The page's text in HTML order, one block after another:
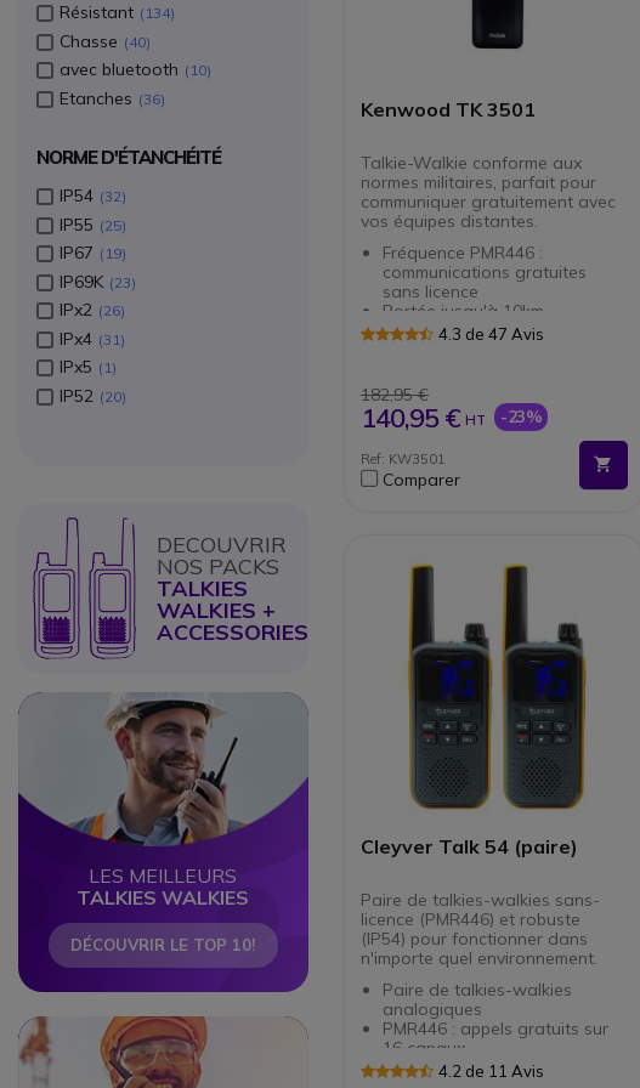
Kenwood TK 3501
Talkie-Walkie conforme aux
normes militaires, parfait pour
communiquer gratuitement avec
vos équipes distantes.
Fréquence PMR446 :
communications gratuites
sans licence
Portée jusqu'à 10km
16 canaux
bruyant
Fonction Vox mains-libres
IP54 : protection contre la
poussière et les projections
d'eau
Super robuste : conforme aux
14h en communication
4.3 de 47 Avis
182,95 €
140,95 € HT -23%
Ref: KW3501
Comparer
Cleyver Talk 54 (paire)
Paire de talkies-walkies sans-
licence (PMR446) et robuste
(IP54) pour fonctionner dans
n'importe quel environnement.
Paire de talkies-walkies
analogiques
PMR446 : appels gratuits sur
16 canaux
iVox : notifications mains-libres
4.2 de 11 Avis
Résistant 134
Chasse 40
avec bluetooth 10
Etanches 36
NORME D'ÉTANCHÉITÉ
IP54 32
IP55 25
IP67 19
IP69K 23
IPx2 26
IPx4 31
IPx5 1
IP52 20
DECOUVRIR
NOS PACKS
TALKIES
WALKIES +
ACCESSORIES
Circle
Circle
LES MEILLEURS
TALKIES WALKIES
DÉCOUVRIR LE TOP 10!
Circle
Circle